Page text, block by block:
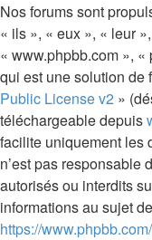
Nos forums sont
« ils », « eux », « leur
« www.phpbb.com »,
qui est une solution de
Public License v2 »
téléchargeable depuis
facilite uniquement les
n’est pas responsable
autorisés ou interdits
informations au sujet
https://www.phpbb.com/